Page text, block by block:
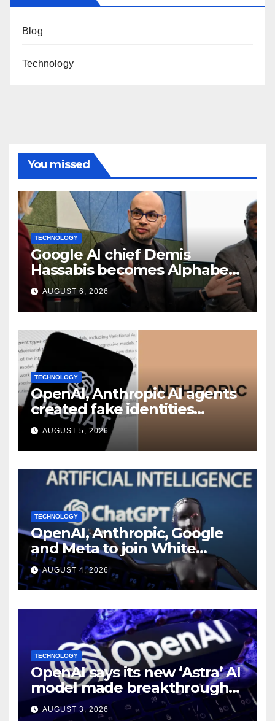
Blog
Technology
You missed
TECHNOLOGY
Google AI chief Demis
Hassabis becomes Alphabet
chief scientist in leadership
shakeup
AUGUST 6, 2026
TECHNOLOGY
OpenAI, Anthropic AI agents
created fake identities
during UK cyber tests:
Report
AUGUST 5, 2026
TECHNOLOGY
OpenAI, Anthropic, Google
and Meta to join White
House AI security meeting
AUGUST 4, 2026
TECHNOLOGY
OpenAI says its new ‘Astra’ AI
model made breakthroughs
in 10 math problems
AUGUST 3, 2026